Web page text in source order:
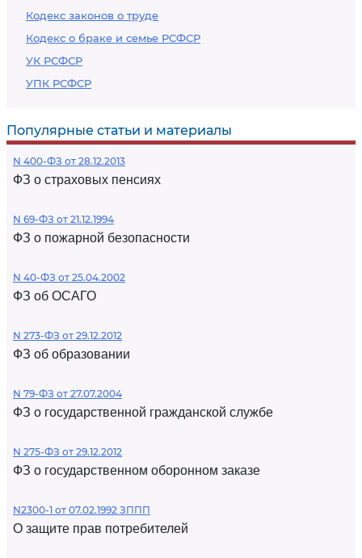
Кодекс законов о труде
Кодекс о браке и семье РСФСР
УК РСФСР
УПК РСФСР
Популярные статьи и материалы
N 400-ФЗ от 28.12.2013
ФЗ о страховых пенсиях
N 69-ФЗ от 21.12.1994
ФЗ о пожарной безопасности
N 40-ФЗ от 25.04.2002
ФЗ об ОСАГО
N 273-ФЗ от 29.12.2012
ФЗ об образовании
N 79-ФЗ от 27.07.2004
ФЗ о государственной гражданской службе
N 275-ФЗ от 29.12.2012
ФЗ о государственном оборонном заказе
N2300-1 от 07.02.1992 ЗППП
О защите прав потребителей